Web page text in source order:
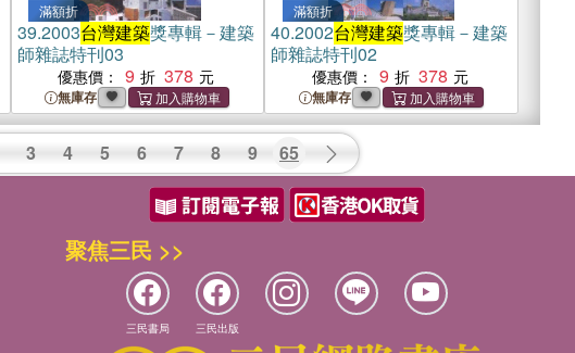
滿額折
39.2003台灣建築獎專輯－建築
師雜誌特刊03
優惠價： 9 378
無庫存
滿額折
40.2002台灣建築獎專輯－建築
師雜誌特刊02
優惠價： 9 378
無庫存
3 4 5 6 7 8 9 65
聚焦三民 >>
三民書局 三民出版